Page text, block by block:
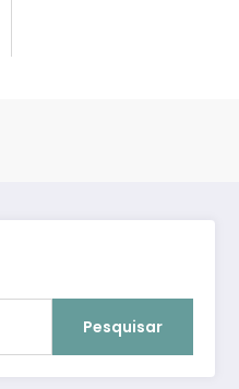
Pesquisar